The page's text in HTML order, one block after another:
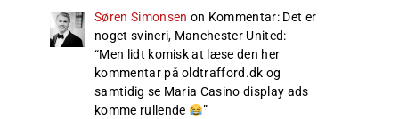
Søren Simonsen on Kommentar: Det er
noget svineri, Manchester United:
“Men lidt komisk at læse den her
kommentar på oldtrafford.dk og
samtidig se Maria Casino display ads
komme rullende
”